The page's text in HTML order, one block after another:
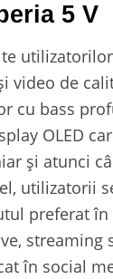
5 V
video de
cu bass
OLED
și atunci
utilizatorii
preferat în
streaming
în social